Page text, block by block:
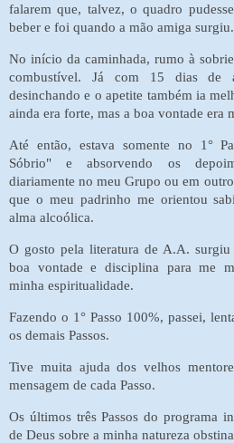
falarem que, talvez, o quadro
beber e foi quando a mão amiga surgiu.
No início da caminhada, rumo à
combustível. Já com 15 dias de
desinchando e o apetite também ia
ainda era forte, mas a boa vontade era
Até então, estava somente no 1°
Sóbrio" e absorvendo os
diariamente no meu Grupo ou em
que o meu padrinho me orientou
alma alcoólica.
O gosto pela literatura de A.A. surgiu
boa vontade e disciplina para me
minha espiritualidade.
Fazendo o 1° Passo 100%, passei,
os demais Passos.
Tive muita ajuda dos velhos
mensagem de cada Passo.
Os últimos três Passos do programa
de Deus sobre a minha natureza